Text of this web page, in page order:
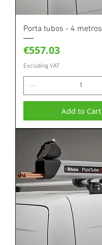
Porta tubos - 4 metros
Price
€557.03
Excluding VAT
Add to Cart